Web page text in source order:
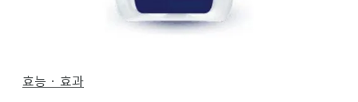
효능 · 효과